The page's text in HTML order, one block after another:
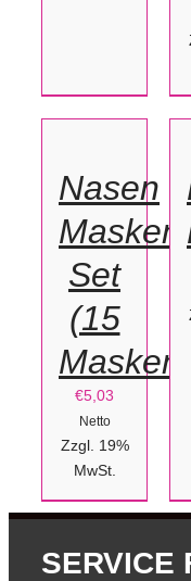
DEN
DETAILS
Nasen
Masken
Set
(15
Masken)
€5,03
Netto
Zzgl. 19%
MwSt.
SERVICE